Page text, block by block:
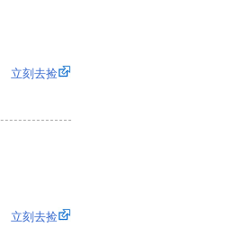
立刻去捡
立刻去捡